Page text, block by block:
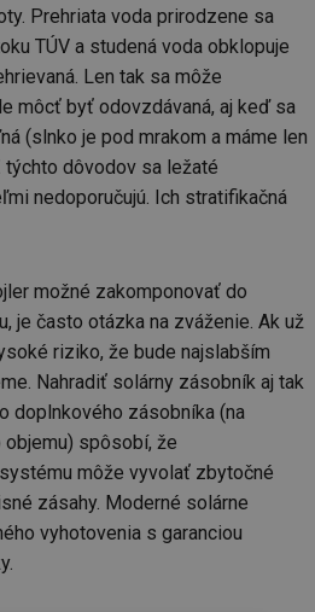
Prehriata voda prirodzene sa
TÚV a studená voda obklopuje
Len tak sa môže
môcť byť odovzdávaná, aj keď sa
(slnko je pod mrakom a máme len
dôvodov sa ležaté
nedoporučujú. Ich stratifikačná
možné zakomponovať do
je často otázka na zváženie. Ak už
riziko, že bude najslabším
Nahradiť solárny zásobník aj tak
doplnkového zásobníka (na
objemu) spôsobí, že
môže vyvolať zbytočné
zásahy. Moderné solárne
vyhotovenia s garanciou